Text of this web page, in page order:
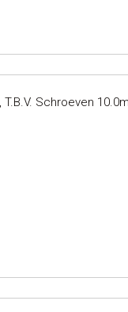
Schroeven